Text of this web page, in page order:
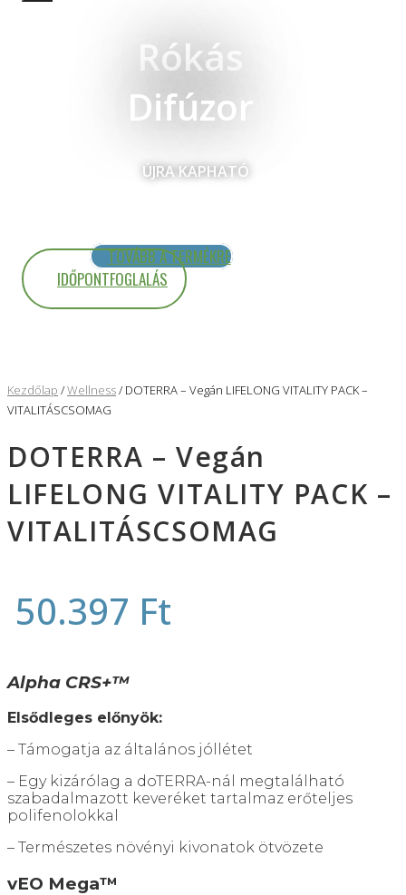
Rókás
Difúzor
ÚJRA KAPHATÓ
TOVÁBB A TERMÉKRE
IDŐPONTFOGLALÁS
Kezdőlap /Wellness/ DOTERRA – Vegán LIFELONG VITALITY PACK –
VITALITÁSCSOMAG
DOTERRA – Vegán
LIFELONG VITALITY PACK –
VITALITÁSCSOMAG
50.397 Ft
Alpha CRS+™
Elsődleges előnyök:
– Támogatja az általános jóllétet
– Egy kizárólag a doTERRA-nál megtalálható
szabadalmazott keveréket tartalmaz erőteljes
polifenolokkal
– Természetes növényi kivonatok ötvözete
vEO Mega™